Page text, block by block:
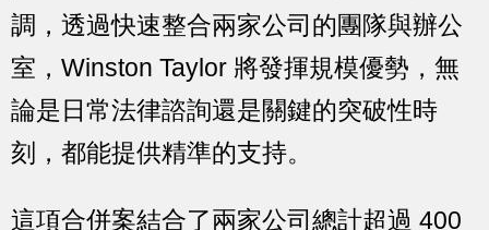
調，透過快速整合兩家公司的團隊與辦公
室，Winston Taylor 將發揮規模優勢，無
論是日常法律諮詢還是關鍵的突破性時
刻，都能提供精準的支持。
這項合併案結合了兩家公司總計超過 400